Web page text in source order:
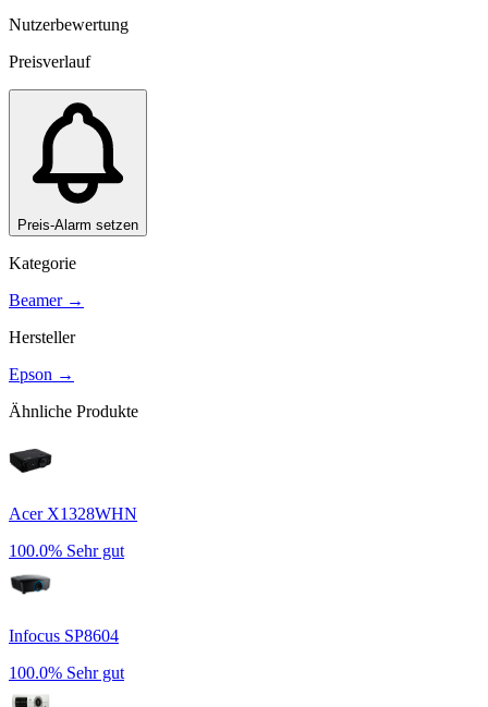
Nutzerbewertung
Preisverlauf
Preis-Alarm setzen
Kategorie
Beamer→
Hersteller
Epson →
Ähnliche Produkte
Acer X1328WHN
100.0% Sehr gut
Infocus SP8604
100.0% Sehr gut